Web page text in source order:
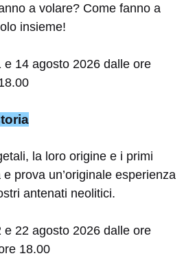
a volare? Come fanno a
insieme!
e 14 agosto 2026 dalle ore
la loro origine e i primi
prova un’originale esperienza
antenati neolitici.
e 22 agosto 2026 dalle ore
18.00